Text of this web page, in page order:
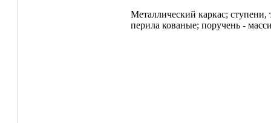
Металлический каркас;
перила кованые; поручень -